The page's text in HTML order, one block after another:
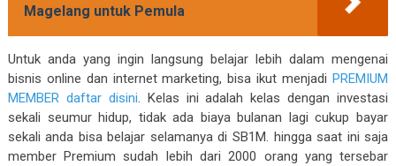
Magelang untuk Pemula
Untuk anda yang ingin langsung belajar lebih dalam mengenai
bisnis online dan internet marketing, bisa ikut menjadiPREMIUM
MEMBER daftar disini. Kelas ini adalah kelas dengan investasi
sekali seumur hidup, tidak ada biaya bulanan lagi cukup bayar
sekali anda bisa belajar selamanya di SB1M. hingga saat ini saja
member Premium sudah lebih dari 2000 orang yang tersebar